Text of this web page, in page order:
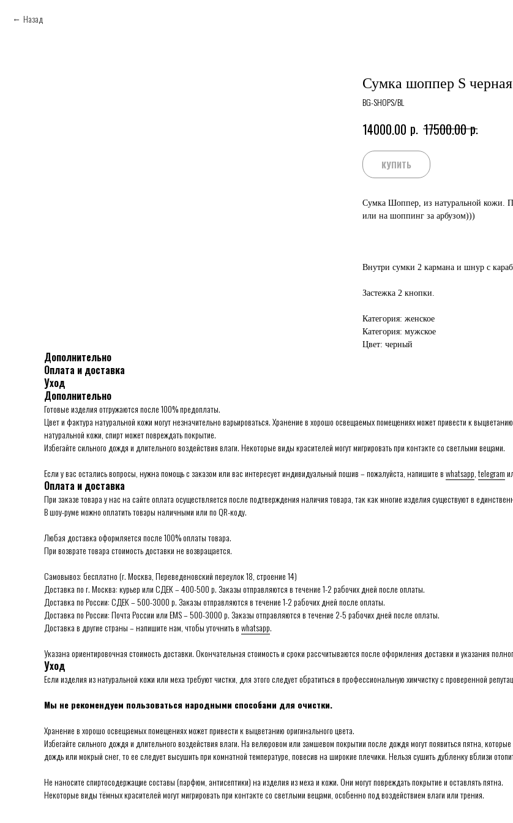
Назад
Сумка шоппер S
BG-SHOPS/BL
14000.00 р. 17500.00 р.
КУПИТЬ
Сумка Шоппер, из натуральной кожи.
или на шоппинг за арбузом)))
Внутри сумки 2 кармана и шнур с
Застежка 2 кнопки.
Категория: женское
Категория: мужское
Цвет: черный
Дополнительно
Оплата и доставка
Уход
Дополнительно
Готовые изделия отгружаются после 100% предоплаты.
Цвет и фактура натуральной кожи могут незначительно варьироваться. Хранение в хорошо освещаемых помещениях может привести к
натуральной кожи, спирт может повреждать покрытие.
Избегайте сильного дождя и длительного воздействия влаги. Некоторые виды красителей могут мигрировать при контакте со светлыми вещами.
Если у вас остались вопросы, нужна помощь с заказом или вас интересует индивидуальный пошив – пожалуйста, напишите вwhatsapp,telegram
Оплата и доставка
При заказе товара у нас на сайте оплата осуществляется после подтверждения наличия товара, так как многие изделия существуют в
В шоу-руме можно оплатить товары наличными или по QR-коду.
Любая доставка оформляется после 100% оплаты товара.
При возврате товара стоимость доставки не возвращается.
Самовывоз: бесплатно (г. Москва, Переведеновский переулок 18, строение 14)
Доставка по г. Москва: курьер или СДЕК – 400-500 р. Заказы отправляются в течение 1-2 рабочих дней после оплаты.
Доставка по России: СДЕК – 500-3000 р. Заказы отправляются в течение 1-2 рабочих дней после оплаты.
Доставка по России: Почта России или ЕMS – 500-3000 р. Заказы отправляются в течение 2-5 рабочих дней после оплаты.
Доставка в другие страны – напишите нам, чтобы уточнить вwhatsapp.
Указана ориентировочная стоимость доставки. Окончательная стоимость и сроки рассчитываются после оформления доставки и указания
Уход
Если изделия из натуральной кожи или меха требуют чистки, для этого следует обратиться в профессиональную химчистку с проверенной
Мы не рекомендуем пользоваться народными способами для очистки.
Хранение в хорошо освещаемых помещениях может привести к выцветанию оригинального цвета.
Избегайте сильного дождя и длительного воздействия влаги. На велюровом или замшевом покрытии после дождя могут появиться пятна,
дождь или мокрый снег, то ее следует высушить при комнатной температуре, повесив на широкие плечики. Нельзя сушить дубленку вблизи
Не наносите спиртосодержащие составы (парфюм, антисептики) на изделия из меха и кожи. Они могут повреждать покрытие и оставлять пятна.
Некоторые виды тёмных красителей могут мигрировать при контакте со светлыми вещами, особенно под воздействием влаги или трения.